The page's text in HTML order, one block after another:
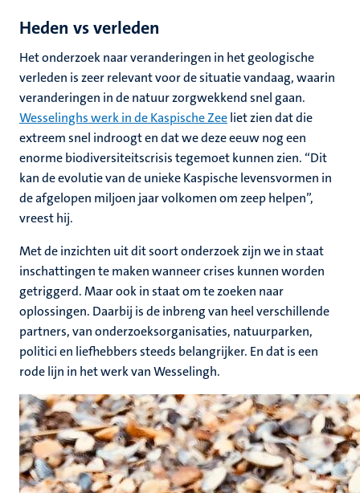
Heden vs verleden
Het onderzoek naar veranderingen in het geologische
verleden is zeer relevant voor de situatie vandaag, waarin
veranderingen in de natuur zorgwekkend snel gaan.
Wesselinghs werk in de Kaspische Zeeliet zien dat die
extreem snel indroogt en dat we deze eeuw nog een
enorme biodiversiteitscrisis tegemoet kunnen zien. “Dit
kan de evolutie van de unieke Kaspische levensvormen in
de afgelopen miljoen jaar volkomen om zeep helpen”,
vreest hij.
Met de inzichten uit dit soort onderzoek zijn we in staat
inschattingen te maken wanneer crises kunnen worden
getriggerd. Maar ook in staat om te zoeken naar
oplossingen. Daarbij is de inbreng van heel verschillende
partners, van onderzoeksorganisaties, natuurparken,
politici en liefhebbers steeds belangrijker. En dat is een
rode lijn in het werk van Wesselingh.